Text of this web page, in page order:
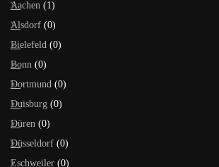
Aachen (1)
Alsdorf (0)
Bielefeld (0)
Bonn (0)
Dortmund (0)
Duisburg (0)
Düren (0)
Düsseldorf (0)
Eschweiler (0)